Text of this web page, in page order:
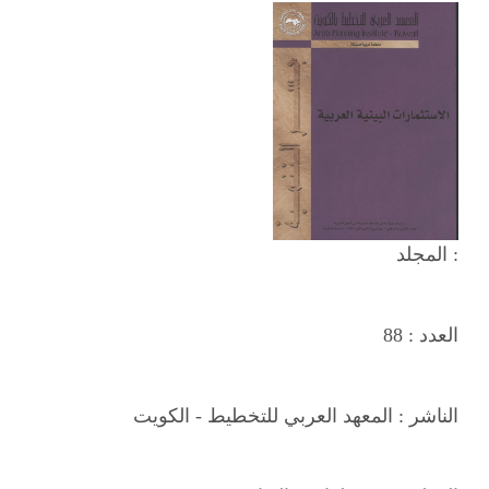
المجلد :
العدد :88
الناشر : المعهد العربي للتخطيط - الكويت